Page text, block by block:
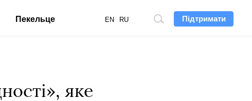
Підтримати
Пошук
EN RU
Пекельце
яке